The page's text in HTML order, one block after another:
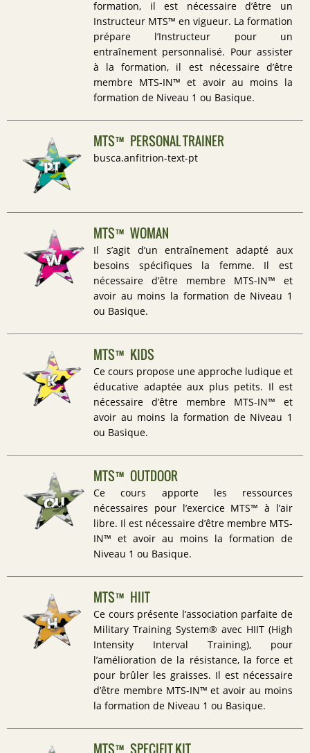
formation, il est nécessaire d’être un
Instructeur MTS™ en vigueur. La formation
prépare l’Instructeur pour un
entraînement personnalisé. Pour assister
à la formation, il est nécessaire d’être
membre MTS-IN™ et avoir au moins la
formation de Niveau 1 ou Basique.
MTS™ PERSONAL TRAINER
busca.anfitrion-text-pt
MTS™ WOMAN
Il s’agit d’un entraînement adapté aux
besoins spécifiques la femme. Il est
nécessaire d’être membre MTS-IN™ et
avoir au moins la formation de Niveau 1
ou Basique.
MTS™ KIDS
Ce cours propose une approche ludique et
éducative adaptée aux plus petits. Il est
nécessaire d’être membre MTS-IN™ et
avoir au moins la formation de Niveau 1
ou Basique.
MTS™ OUTDOOR
Ce cours apporte les ressources
nécessaires pour l’exercice MTS™ à l’air
libre. Il est nécessaire d’être membre MTS-
IN™ et avoir au moins la formation de
Niveau 1 ou Basique.
MTS™ HIIT
Ce cours présente l’association parfaite de
Military Training System® avec HIIT (High
Intensity Interval Training), pour
l’amélioration de la résistance, la force et
pour brûler les graisses. Il est nécessaire
d’être membre MTS-IN™ et avoir au moins
la formation de Niveau 1 ou Basique.
MTS™ SPECIFIT KIT